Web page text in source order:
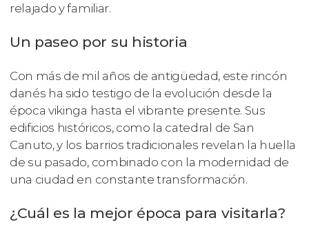
relajado y familiar.
Un paseo por su historia
Con más de mil años de antigüedad, este rincón
danés ha sido testigo de la evolución desde la
época vikinga hasta el vibrante presente. Sus
edificios históricos, como la catedral de San
Canuto, y los barrios tradicionales revelan la huella
de su pasado, combinado con la modernidad de
una ciudad en constante transformación.
¿Cuál es la mejor época para visitarla?